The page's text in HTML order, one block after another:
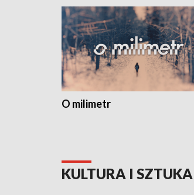
O milimetr
KULTURA I SZTUKA